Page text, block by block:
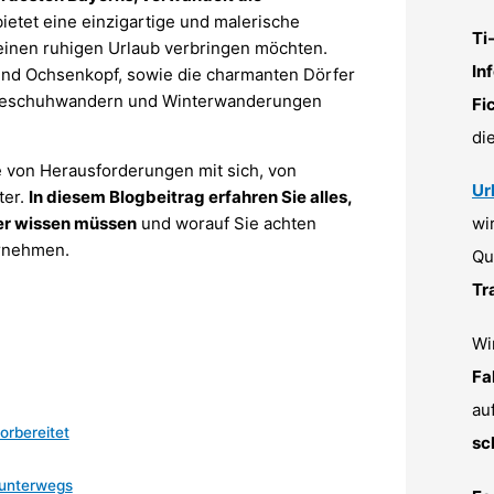
eine einzigartige und malerische
ruhigen Urlaub verbringen möchten.
Ochsenkopf, sowie die charmanten Dörfer
und Winterwanderungen
Herausforderungen mit sich, von
In diesem Blogbeitrag erfahren Sie alles,
wissen müssen und worauf Sie achten